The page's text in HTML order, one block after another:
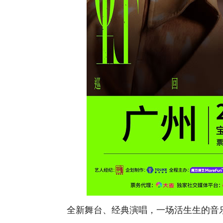
全新舞台、经典演唱，一场活生生的音